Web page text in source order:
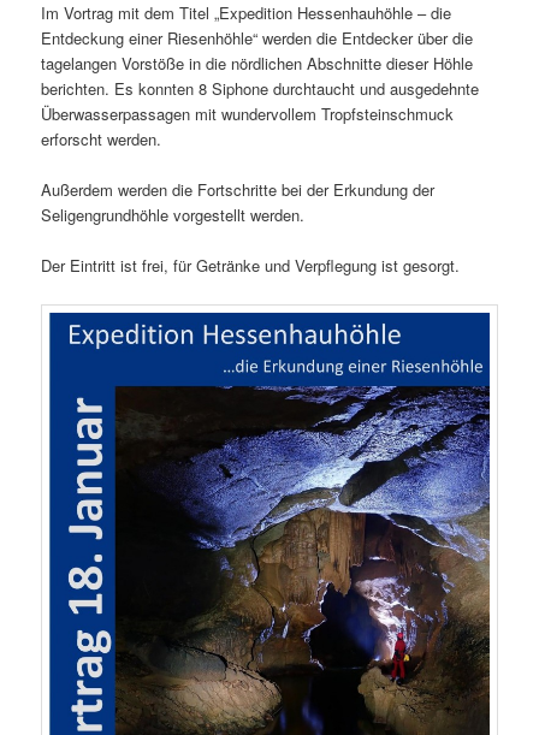
Im Vortrag mit dem Titel „Expedition Hessenhauhöhle – die
Entdeckung einer Riesenhöhle“ werden die Entdecker über die
tagelangen Vorstöße in die nördlichen Abschnitte dieser Höhle
berichten. Es konnten 8 Siphone durchtaucht und ausgedehnte
Überwasserpassagen mit wundervollem Tropfsteinschmuck
erforscht werden.
Außerdem werden die Fortschritte bei der Erkundung der
Seligengrundhöhle vorgestellt werden.
Der Eintritt ist frei, für Getränke und Verpflegung ist gesorgt.